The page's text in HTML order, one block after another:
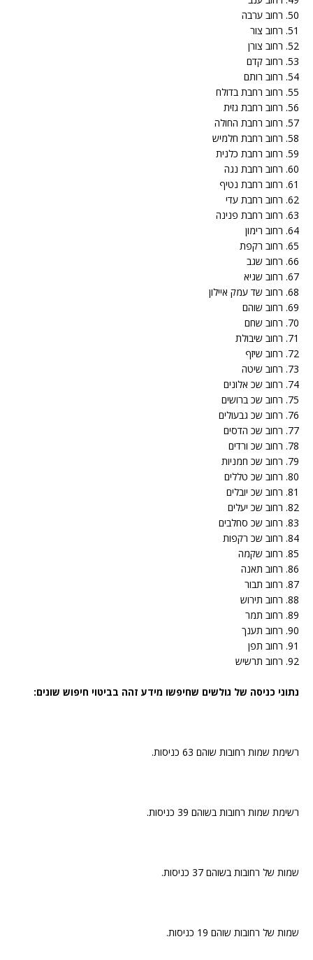
50. רחוב ערבה
51. רחוב צור
52. רחוב צורן
53. רחוב קדם
54. רחוב רותם
55. רחוב רחבת בדולח
56. רחוב רחבת גזית
57. רחוב רחבת החולה
58. רחוב רחבת חלמיש
59. רחוב רחבת כלנית
60. רחוב רחבת נגה
61. רחוב רחבת נטיף
62. רחוב רחבת עדי
63. רחוב רחבת פנינה
64. רחוב רימון
65. רחוב רקפת
66. רחוב שגב
67. רחוב שגיא
68. רחוב שד עמק איילון
69. רחוב שוהם
70. רחוב שחם
71. רחוב שיבולת
72. רחוב שיזף
73. רחוב שיטה
74. רחוב שכ אלונים
75. רחוב שכ ברושים
76. רחוב שכ גבעולים
77. רחוב שכ הדסים
78. רחוב שכ ורדים
79. רחוב שכ חמניות
80. רחוב שכ טללים
81. רחוב שכ יובלים
82. רחוב שכ יעלים
83. רחוב שכ סחלבים
84. רחוב שכ רקפות
85. רחוב שקמה
86. רחוב תאנה
87. רחוב תבור
88. רחוב תירוש
89. רחוב תמר
90. רחוב תענך
91. רחוב תפן
92. רחוב תרשיש
נתוני כניסה של גולשים שחיפשו מידע זהה בביטוי חיפוש שונים:
רשימת שמות רחובות שוהם 63 כניסות.
רשימת שמות רחובות בשוהם 39 כניסות.
שמות של רחובות בשוהם 37 כניסות.
שמות של רחובות שוהם 19 כניסות.